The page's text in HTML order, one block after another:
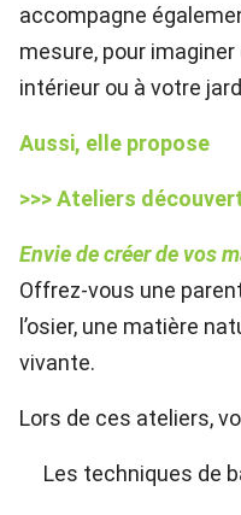
accompagne
mesure, pour
intérieur ou à votre
Aussi, elle propose
>>> Ateliers
Envie de créer de vos
Offrez-vous une
l’osier, une matière
vivante.
Lors de ces ateliers,
Les techniques de